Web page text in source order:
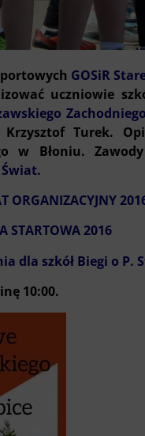
GOSiR
uczniowie
Zachodniego
Krzysztof Turek.
w Błoniu.
.
ORGANIZACYJNY
STARTOWA 2016
dla szkół Biegi o P.
10:00.